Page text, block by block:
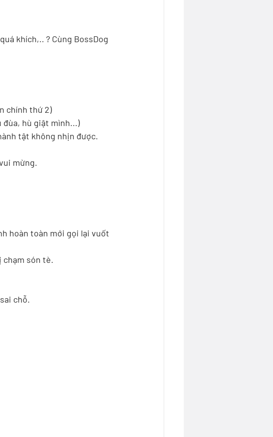
khích,.. ? Cùng BossDog
chính thứ 2)
đùa, hù giật mình...)
tật không nhịn được.
mừng.
hoàn toàn mới gọi lại vuốt
chạm són tè.
chỗ.